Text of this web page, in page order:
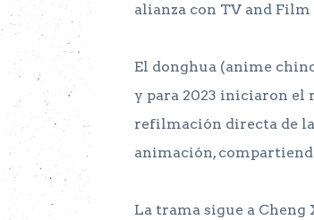
alianza con TV and
El donghua (anime
y para 2023 iniciaron el
refilmación directa de
animación,
La trama sigue a Cheng